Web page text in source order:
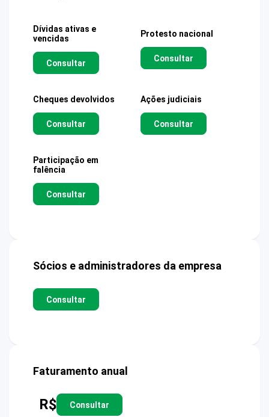
Dívidas ativas e
vencidas
Consultar
Protesto nacional
Consultar
Cheques devolvidos
Consultar
Ações judiciais
Consultar
Participação em
falência
Consultar
Sócios e administradores da empresa
Consultar
Faturamento anual
R$ Consultar